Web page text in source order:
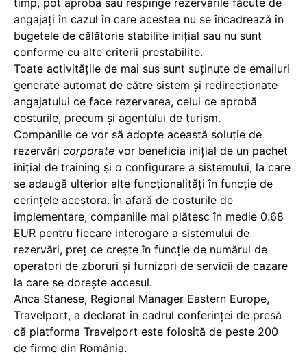
timp, pot aproba sau respinge rezervările făcute de
angajați în cazul în care acestea nu se încadrează în
bugetele de călătorie stabilite inițial sau nu sunt
conforme cu alte criterii prestabilite.
Toate activitățile de mai sus sunt suținute de emailuri
generate automat de către sistem și redirecționate
angajatului ce face rezervarea, celui ce aprobă
costurile, precum și agentului de turism.
Companiile ce vor să adopte această soluție de
rezervări corporate vor beneficia inițial de un pachet
inițial de training și o configurare a sistemului, la care
se adaugă ulterior alte funcţionalităţi în funcție de
cerințele acestora. În afară de costurile de
implementare, companiile mai plătesc în medie 0.68
EUR pentru fiecare interogare a sistemului de
rezervări, preț ce crește în funcție de numărul de
operatori de zboruri și furnizori de servicii de cazare
la care se dorește accesul.
Anca Stanese, Regional Manager Eastern Europe,
Travelport, a declarat în cadrul conferinței de presă
că platforma Travelport este folosită de peste 200
de firme din România.